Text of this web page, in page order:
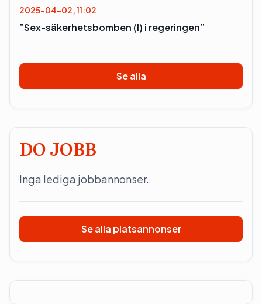
2025-04-02, 11:02
”Sex-säkerhetsbomben (l) i regeringen”
Se alla
DO JOBB
Inga lediga jobbannonser.
Se alla platsannonser